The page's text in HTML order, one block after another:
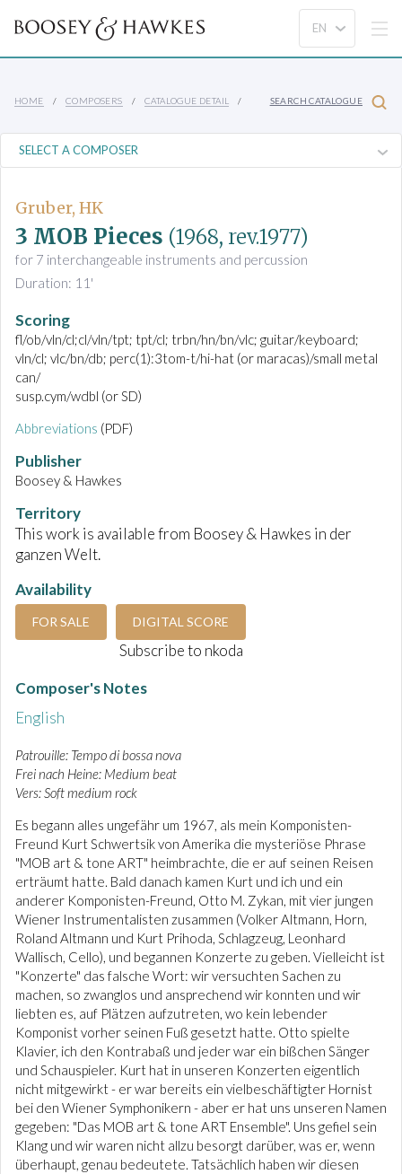
HOME COMPOSERS CATALOGUE DETAIL SEARCH CATALOGUE
Gruber, HK
3 MOB Pieces (1968, rev.1977)
for 7 interchangeable instruments and percussion
Duration: 11'
Scoring
fl/ob/vln/cl;cl/vln/tpt; tpt/cl; trbn/hn/bn/vlc; guitar/keyboard;
vln/cl; vlc/bn/db; perc(1):3tom-t/hi-hat (or maracas)/small metal
can/
susp.cym/wdbl (or SD)
Abbreviations (PDF)
Publisher
Boosey & Hawkes
Territory
This work is available from Boosey & Hawkes in der
ganzen Welt.
Availability
FOR SALE DIGITAL SCORE
Subscribe to nkoda
Composer's Notes
English
Patrouille: Tempo di bossa nova
Frei nach Heine: Medium beat
Vers: Soft medium rock
Es begann alles ungefähr um 1967, als mein Komponisten-
Freund Kurt Schwertsik von Amerika die mysteriöse Phrase
"MOB art & tone ART" heimbrachte, die er auf seinen Reisen
erträumt hatte. Bald danach kamen Kurt und ich und ein
anderer Komponisten-Freund, Otto M. Zykan, mit vier jungen
Wiener Instrumentalisten zusammen (Volker Altmann, Horn,
Roland Altmann und Kurt Prihoda, Schlagzeug, Leonhard
Wallisch, Cello), und begannen Konzerte zu geben. Vielleicht ist
"Konzerte" das falsche Wort: wir versuchten Sachen zu
machen, so zwanglos und ansprechend wir konnten und wir
liebten es, auf Plätzen aufzutreten, wo kein lebender
Komponist vorher seinen Fuß gesetzt hatte. Otto spielte
Klavier, ich den Kontrabaß und jeder war ein bißchen Sänger
und Schauspieler. Kurt hat in unseren Konzerten eigentlich
nicht mitgewirkt - er war bereits ein vielbeschäftigter Hornist
bei den Wiener Symphonikern - aber er hat uns unseren Namen
gegeben: "Das MOB art & tone ART Ensemble". Uns gefiel sein
Klang und wir waren nicht allzu besorgt darüber, was er, wenn
überhaupt, genau bedeutete. Tatsächlich haben wir diesen